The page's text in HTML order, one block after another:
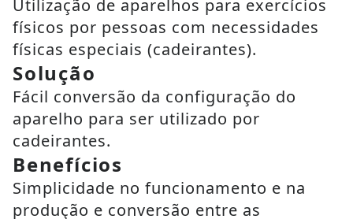
Utilização de aparelhos para exercícios
físicos por pessoas com necessidades
físicas especiais (cadeirantes).
Solução
Fácil conversão da configuração do
aparelho para ser utilizado por
cadeirantes.
Benefícios
Simplicidade no funcionamento e na
produção e conversão entre as